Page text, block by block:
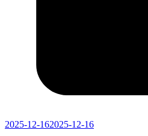
2025-12-162025-12-16